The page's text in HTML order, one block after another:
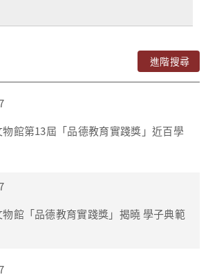
進階搜尋
物館第13屆「品德教育實踐獎」近百學
館「品德教育實踐獎」揭曉 學子典範